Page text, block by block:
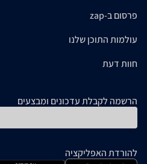
פרסום ב-zap
עולמות התוכן שלנו
חוות דעת
הרשמה לקבלת עדכונים ומבצעים
להורדת האפליקציה